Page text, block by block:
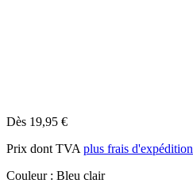
Dès 19,95 €
Prix dont TVA plus frais d'expédition
Couleur : Bleu clair